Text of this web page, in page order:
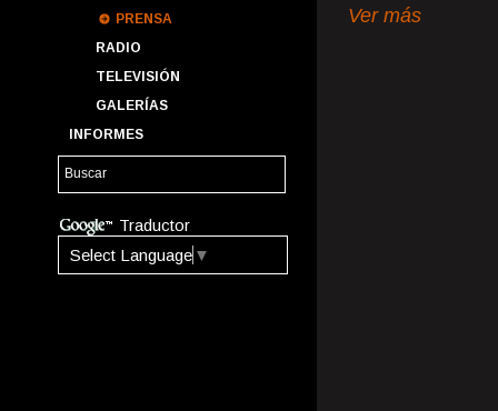
PRENSA
RADIO
TELEVISIÓN
GALERÍAS
INFORMES
Traductor
Select Language ▼
Ver más